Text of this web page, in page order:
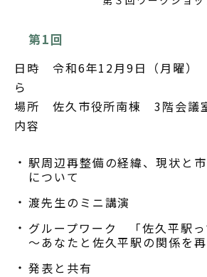
第1回
日時 令和6年12月9日（月曜）
ら
場所 佐久市役所南棟 3階会議
内容
駅周辺再整備の経緯、現状と
について
渡先生のミニ講演
グループワーク 「佐久平駅
～あなたと佐久平駅の関係を再
発表と共有